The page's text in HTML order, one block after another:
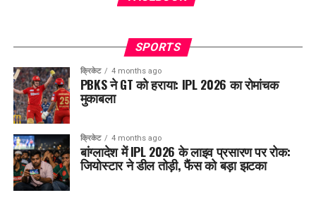
SPORTS
क्रिकेट 4 months ago
PBKS ने GT को हराया: IPL 2026 का रोमांचक
मुकाबला
क्रिकेट 4 months ago
बांग्लादेश में IPL 2026 के लाइव प्रसारण पर रोक:
जियोस्टार ने डील तोड़ी, फैंस को बड़ा झटका